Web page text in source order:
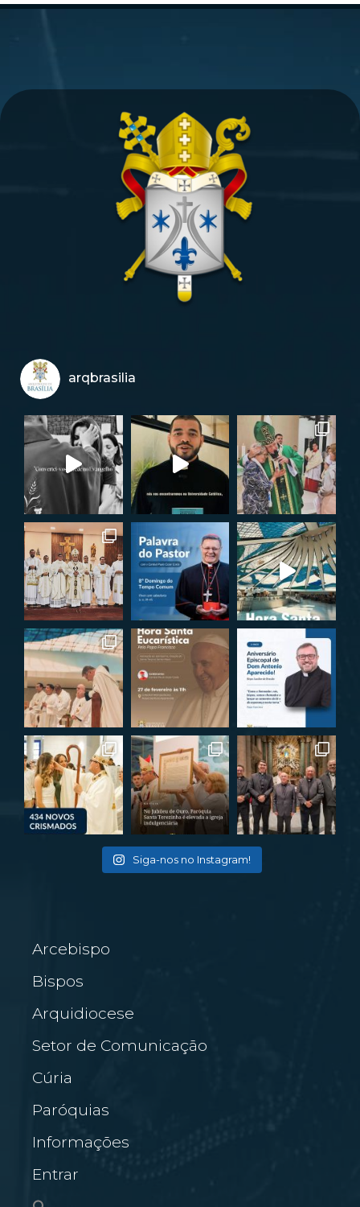
arqbrasilia
Siga-nos no Instagram!
Arcebispo
Bispos
Arquidiocese
Setor de Comunicação
Cúria
Paróquias
Informações
Entrar